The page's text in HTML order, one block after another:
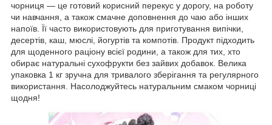
чорниця — це готовий корисний перекус у дорогу, на роботу
чи навчання, а також смачне доповнення до чаю або інших
напоїв. Її часто використовують для приготування випічки,
десертів, каш, мюслі, йогуртів та компотів. Продукт підходить
для щоденного раціону всієї родини, а також для тих, хто
обирає натуральні сухофрукти без зайвих добавок. Велика
упаковка 1 кг зручна для тривалого зберігання та регулярного
використання. Насолоджуйтесь натуральним смаком чорниці
щодня!